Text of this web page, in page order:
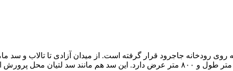
دریاچه این سد که به دریاچه ماملو هم نامیده می‌شود، حدود سه هزار متر طول و ۸۰۰ متر عرض